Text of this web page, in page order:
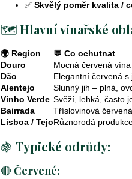
✅ Skvělý poměr kvalita /
🗺️Hlavní vinařské
🌍 Region
💬 Co ochutnat
Douro
Mocná červená
Dão
Elegantní červená
Alentejo
Slunný jih – plná,
Vinho Verde Svěží, lehká, často
Bairrada
Tříslovinová
Lisboa / TejoRůznorodá
🍇 Typické odrůdy:
🔴 Červené: